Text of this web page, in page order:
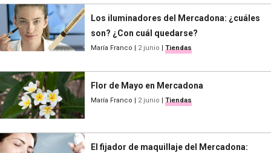
Los iluminadores del Mercadona: ¿cuáles
son? ¿Con cuál quedarse?
María Franco | 2 junio | Tiendas
Flor de Mayo en Mercadona
María Franco | 2 junio | Tiendas
El fijador de maquillaje del Mercadona: